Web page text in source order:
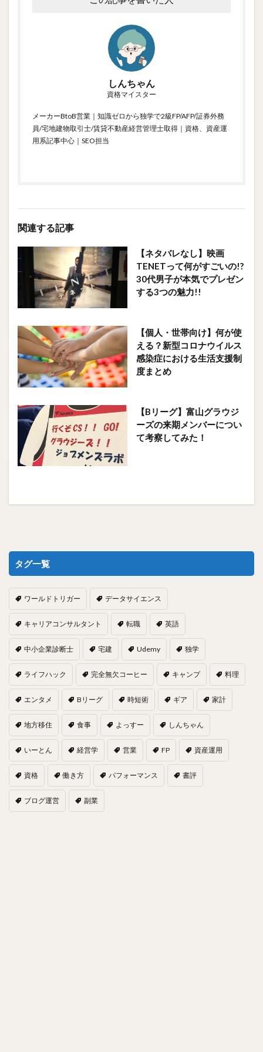
しんちゃん
資格マイスター
メーカーBtoB営業｜知識ゼロから独学で2級FP/AFP/証券外務
員/宅地建物取引士/賃貸不動産経営管理士取得｜資格、資産運
用系記事中心｜SEO担当
関連する記事
【ネタバレなし】映画
TENETって何がすごいの!?
30代男子が本気でプレゼン
する3つの魅力!!
【個人・世帯向け】何が使
える？新型コロナウイルス
感染症における生活支援制
度まとめ
【Bリーグ】富山グラウジ
ーズの来期メンバーについ
て考察してみた！
タグ一覧
ワールドトリガー データサイエンス
キャリアコンサルタント 転職 英語
中小企業診断士 宅建 Udemy 独学
ライフハック 完全無欠コーヒー キャンプ 料理
エンタメ Bリーグ 時短術 ギア 家計
地方移住 食事 よっすー しんちゃん
いーとん 経営学 営業 FP 資産運用
資格 働き方 パフォーマンス 書評
ブログ運営 副業